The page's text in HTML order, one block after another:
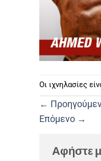
Οι ιχνηλασίες
←
Επόμενο →
Αφήστε